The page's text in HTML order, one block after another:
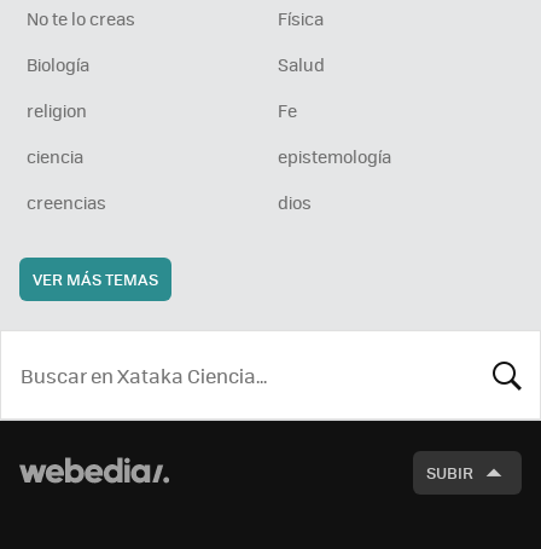
No te lo creas
Física
Biología
Salud
religion
Fe
ciencia
epistemología
creencias
dios
VER MÁS TEMAS
SUBIR